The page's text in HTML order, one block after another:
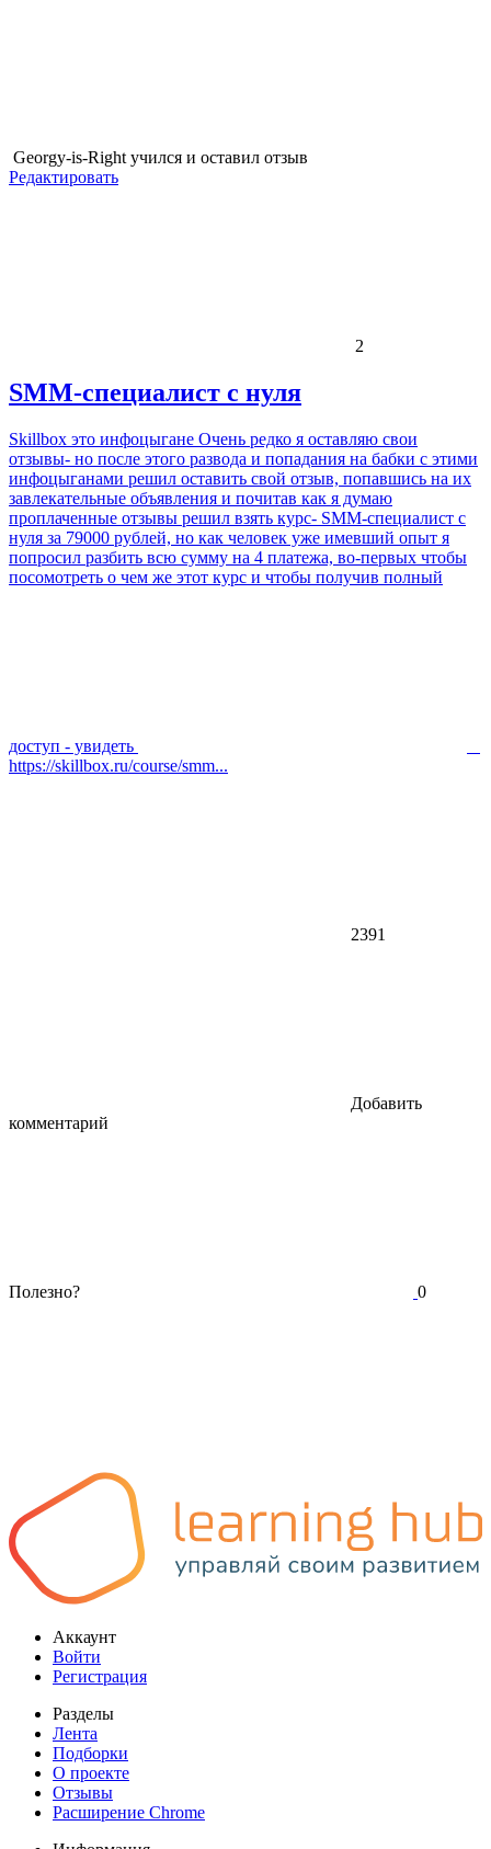
Georgy-is-Right учился и оставил отзыв
Редактировать
2
SMM-специалист с нуля
Skillbox это инфоцыгане Очень редко я оставляю свои
отзывы- но после этого развода и попадания на бабки с этими
инфоцыганами решил оставить свой отзыв, попавшись на их
завлекательные объявления и почитав как я думаю
проплаченные отзывы решил взять курс- SMM-специалист с
нуля за 79000 рублей, но как человек уже имевший опыт я
попросил разбить всю сумму на 4 платежа, во-первых чтобы
посомотреть о чем же этот курс и чтобы получив полный
доступ - увидеть
https://skillbox.ru/course/smm...
2391
Добавить
комментарий
Полезно? 0
Аккаунт
Войти
Регистрация
Разделы
Лента
Подборки
О проекте
Отзывы
Расширение Chrome